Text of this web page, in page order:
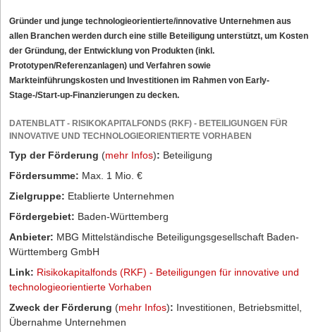
Gründer und junge technologieorientierte/innovative Unternehmen aus
allen Branchen werden durch eine stille Beteiligung unterstützt, um Kosten
der Gründung, der Entwicklung von Produkten (inkl.
Prototypen/Referenzanlagen) und Verfahren sowie
Markteinführungskosten und Investitionen im Rahmen von Early-
Stage-/Start-up-Finanzierungen zu decken.
DATENBLATT - RISIKOKAPITALFONDS (RKF) - BETEILIGUNGEN FÜR
INNOVATIVE UND TECHNOLOGIEORIENTIERTE VORHABEN
Typ der Förderung (mehr Infos): Beteiligung
Fördersumme: Max. 1 Mio. €
Zielgruppe: Etablierte Unternehmen
Fördergebiet: Baden-Württemberg
Anbieter: MBG Mittelständische Beteiligungsgesellschaft Baden-
Württemberg GmbH
Link: Risikokapitalfonds (RKF) - Beteiligungen für innovative und
technologieorientierte Vorhaben
Zweck der Förderung (mehr Infos): Investitionen, Betriebsmittel,
Übernahme Unternehmen